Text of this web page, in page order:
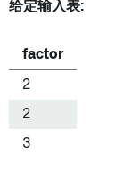
给定输入表:
factor
2
2
3